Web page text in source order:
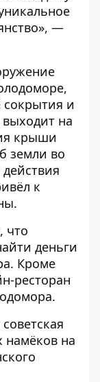
—
сокрытия и
на
крыши
земли во
к
что
деньги
Кроме
ресторан
намёков на